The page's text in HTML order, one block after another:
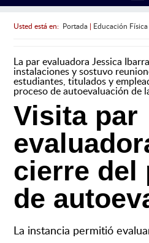
Usted está en: Portada| Educación Física
La par evaluadora Jessica
instalaciones y sostuvo
estudiantes, titulados y
proceso de autoevaluación de
Visita par
cierre del
de
La instancia permitió